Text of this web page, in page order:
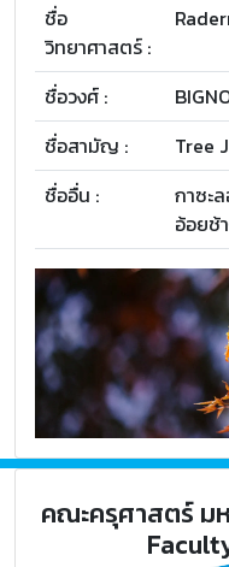
ชื่อ
วิทยาศาสตร์ :
ชื่อวงศ์ :
ชื่อสามัญ :
Tree
ชื่ออื่น :
กาซะ
อ้อยช้
คณะครุศาสตร์ ม